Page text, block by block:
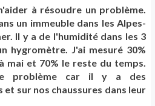
à résoudre un problème.
un immeuble dans les Alpes-
Il y a de l'humidité dans les 3
hygromètre. J'ai mesuré 30%
mai et 70% le reste du temps.
le problème car il y a des
et sur nos chaussures dans leur